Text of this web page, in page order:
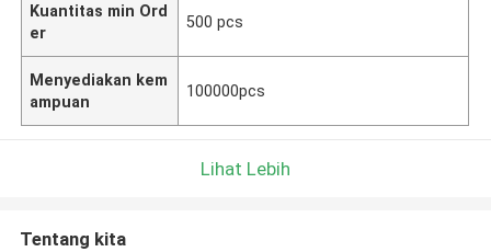
Kuantitas min Ord
er
500 pcs
Menyediakan kem
ampuan
100000pcs
Lihat Lebih
Tentang kita